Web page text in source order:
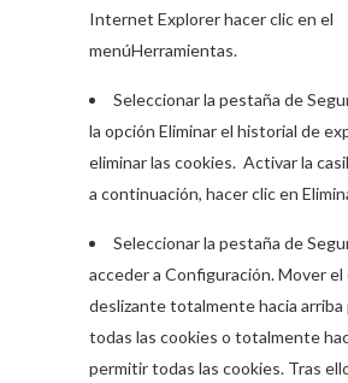
Internet Explorer hacer clic en el
menúHerramientas.
Seleccionar la pestaña de
la opción Eliminar el historial de
eliminar las cookies. Activar la
a continuación, hacer clic en
Seleccionar la pestaña de
acceder a Configuración. Mover
deslizante totalmente hacia arriba
todas las cookies o totalmente
permitir todas las cookies. Tras